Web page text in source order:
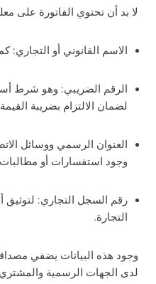
لا بد أن تحتوي الفاتورة على
الاسم القانوني أو
الرقم الضريبي: وهو شرط
لضمان الالتزام بضريبة
العنوان الرسمي ووسائل
وجود استفسارات أو
رقم السجل التجاري:
التجارة.
وجود هذه البيانات يضفي
لدى الجهات الرسمية